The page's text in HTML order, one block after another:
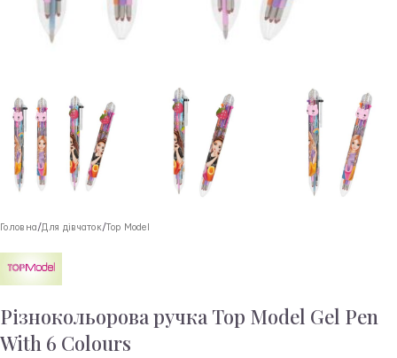
Головна /Для дівчаток/ Top Model
Різнокольорова ручка Top Model Gel Pen
With 6 Colours